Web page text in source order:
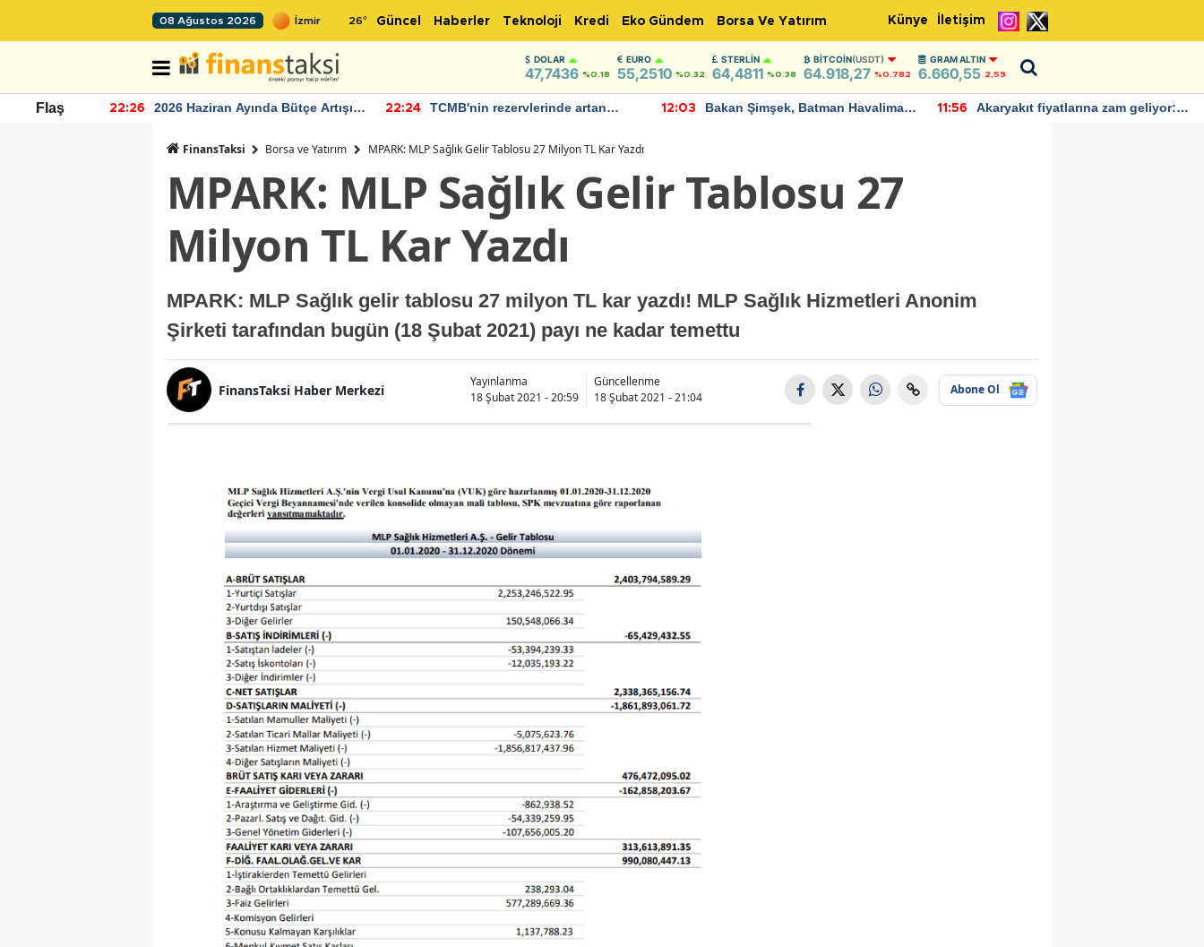
08 Ağustos 2026 26° Güncel Haberler Teknoloji Kredi Eko Gündem Borsa Ve Yatırım Künye İletişim
DOLAR
47,7436 %0.18
EURO
55,2510 %0.32
STERLIN
64,4811 %0.38
BITCOIN(USDT)
64.918,27 %0.782
GRAM ALTIN
6.660,55 2,59
Flaş 22:26
2026 Haziran Ayında Bütçe Artışı
22:24
TCMB'nin rezervlerinde artan
12:03
Bakan Şimşek, Batman Havalimanı
11:56
Akaryakıt fiyatlarına zam geliyor:
FinansTaksi Borsa ve Yatırım MPARK: MLP Sağlık Gelir Tablosu 27 Milyon TL Kar Yazdı
MPARK: MLP Sağlık Gelir Tablosu 27
Milyon TL Kar Yazdı
MPARK: MLP Sağlık gelir tablosu 27 milyon TL kar yazdı! MLP Sağlık Hizmetleri Anonim
Şirketi tarafından bugün (18 Şubat 2021) payı ne kadar temettu
FinansTaksi Haber Merkezi
Yayınlanma
18 Şubat 2021 - 20:59
Güncellenme
18 Şubat 2021 - 21:04
Abone Ol